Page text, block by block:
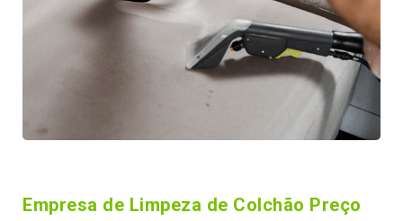
Empresa de Limpeza de Colchão Preço